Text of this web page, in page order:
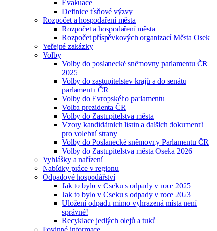
Evakuace
Definice tísňové výzvy
Rozpočet a hospodaření města
Rozpočet a hospodaření města
Rozpočet příspěvkových organizací Města Osek
Veřejné zakázky
Volby
Volby do poslanecké sněmovny parlamentu ČR
2025
Volby do zastupitelstev krajů a do senátu
parlamentu ČR
Volby do Evropského parlamentu
Volba prezidenta ČR
Volby do Zastupitelstva města
Vzory kandidátních listin a dalších dokumentů
pro volební strany
Volby do Poslanecké sněmovny Parlamentu ČR
Volby do Zastupitelstva města Oseka 2026
Vyhlášky a nařízení
Nabídky práce v regionu
Odpadové hospodářství
Jak to bylo v Oseku s odpady v roce 2025
Jak to bylo v Oseku s odpady v roce 2023
Uložení odpadu mimo vyhrazená místa není
správné!
Recyklace jedlých olejů a tuků
Povinné informace